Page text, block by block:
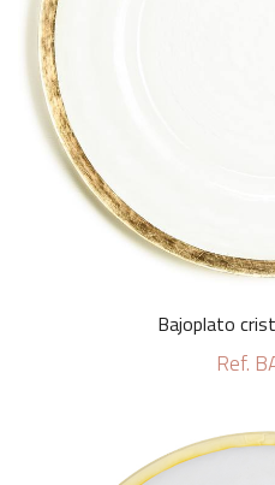
Bajoplato
Ref.